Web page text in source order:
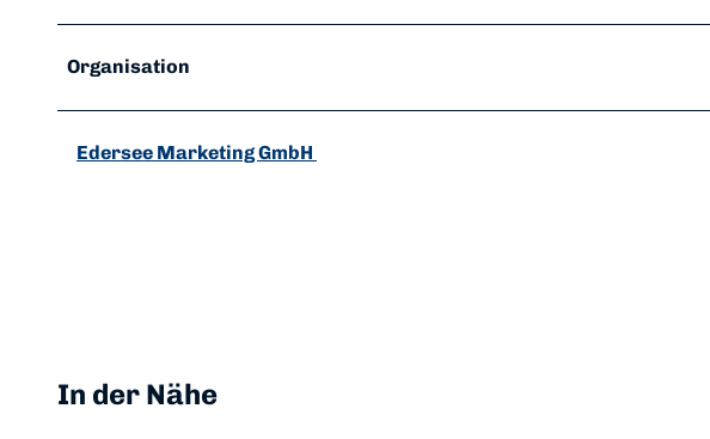
Organisation
Edersee Marketing GmbH
In der Nähe